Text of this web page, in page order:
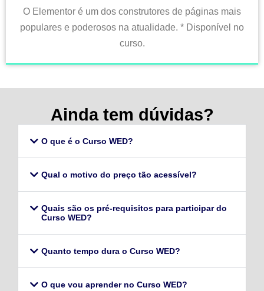
O Elementor é um dos construtores de páginas mais
populares e poderosos na atualidade. * Disponível no
curso.
Ainda tem dúvidas?
O que é o Curso WED?
Qual o motivo do preço tão acessível?
Quais são os pré-requisitos para participar do
Curso WED?
Quanto tempo dura o Curso WED?
O que vou aprender no Curso WED?